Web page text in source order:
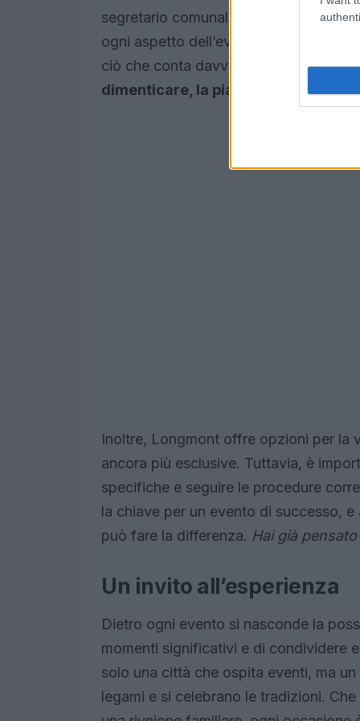
segretario comunale per ottenere i
ogni aspetto dell’evento sia rispettato
ciò che conta davvero: creare
dimenticare, la pianificazione è il
Inoltre, Longmont offre opzioni per la
ancora più esclusive. Tuttavia, è
specifiche e seguire le procedure
la chiave per un evento di successo,
può fare la differenza. Hai già
Un invito all’esperienza
Dietro ogni evento si nasconde la
momenti significativi e di condividere
solo una città che ospita eventi, ma
legami e si celebrano le tradizioni.